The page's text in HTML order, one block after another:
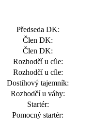
Předseda DK:
Člen DK:
Člen DK:
Rozhodčí u cíle:
Rozhodčí u cíle:
Dostihový tajemník:
Rozhodčí u váhy:
Startér:
Pomocný startér: